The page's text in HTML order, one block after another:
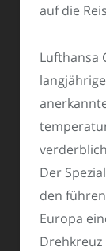
auf die
Lufthansa
Der
den
Europa